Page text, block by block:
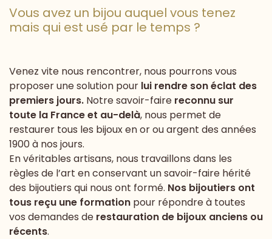
Vous avez un bijou auquel vous tenez
mais qui est usé par le temps ?
Venez vite nous rencontrer, nous pourrons vous
proposer une solution pour lui rendre son éclat des
premiers jours. Notre savoir-faire reconnu sur
toute la France et au-delà, nous permet de
restaurer tous les bijoux en or ou argent des années
1900 à nos jours.
En véritables artisans, nous travaillons dans les
règles de l’art en conservant un savoir-faire hérité
des bijoutiers qui nous ont formé. Nos bijoutiers ont
tous reçu une formation pour répondre à toutes
vos demandes de restauration de bijoux anciens ou
récents.